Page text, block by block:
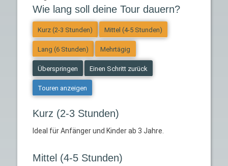
Wie lang soll deine Tour dauern?
Kurz (2-3 Stunden) Mittel (4-5 Stunden)
Lang (6 Stunden) Mehrtägig
Überspringen Einen Schritt zurück
Touren anzeigen
Kurz (2-3 Stunden)
Ideal für Anfänger und Kinder ab 3 Jahre.
Mittel (4-5 Stunden)